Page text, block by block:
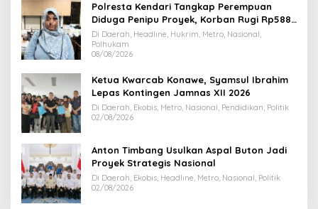
Polresta Kendari Tangkap Perempuan
Diduga Penipu Proyek, Korban Rugi Rp588,1
Juta
Di Daerah, Headline, Hukrim, Metro, Nasional,
Polhukam
08/08/2026
Ketua Kwarcab Konawe, Syamsul Ibrahim
Lepas Kontingen Jamnas XII 2026
Di Daerah, Ekobis, Metro, Nasional, Pendidikan, Politik
02/08/2026
Anton Timbang Usulkan Aspal Buton Jadi
Proyek Strategis Nasional
Di Daerah, Ekobis, Headline, Metro, Nasional, Politik
02/08/2026